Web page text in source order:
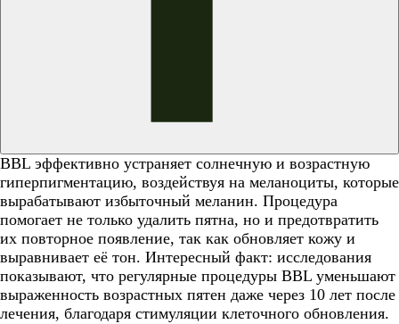
BBL эффективно устраняет солнечную и возрастную
гиперпигментацию, воздействуя на меланоциты, которые
вырабатывают избыточный меланин. Процедура
помогает не только удалить пятна, но и предотвратить
их повторное появление, так как обновляет кожу и
выравнивает её тон. Интересный факт: исследования
показывают, что регулярные процедуры BBL уменьшают
выраженность возрастных пятен даже через 10 лет после
лечения, благодаря стимуляции клеточного обновления.